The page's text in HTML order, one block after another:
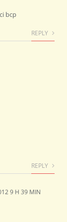
bcp
REPLY
REPLY
9 H 39 MIN